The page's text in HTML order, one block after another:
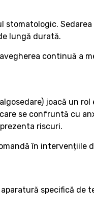
lungă durată.
continuă a
joacă un
se confruntă cu
riscuri.
în intervențiile
specifică de